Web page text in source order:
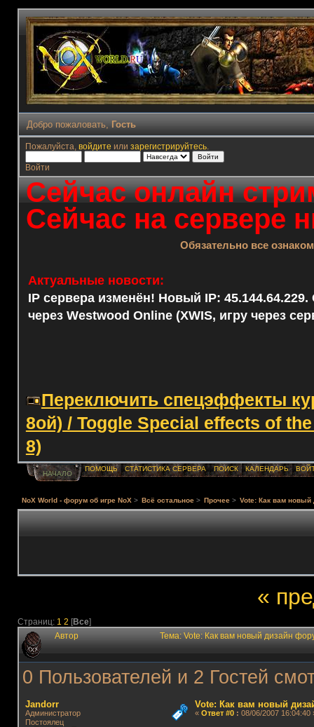
Добро пожаловать, Гость
Пожалуйста, войдите или зарегистрируйтесь.
Войти
Сейчас онлайн
Сейчас на сервере
Обязательно все
Актуальные новости:
IP сервера изменён! Новый IP: 45.144.64.229.
через Westwood Online (XWIS, игру через
Переключить спецэффекты
8ой) / Toggle Special effects of
8)
НАЧАЛО
ПОМОЩЬ СТАТИСТИКА СЕРВЕРА ПОИСК КАЛЕНДАРЬ
NoX World - форум об игре NoX > Всё остальное > Прочее > Vote: Как вам
«
Страниц: 1 2 [Все]
Автор Тема: Vote: Как вам новый дизайн
0 Пользователей и 2 Гостей
Jandorr
Администратор
Постоялец
Vote: Как вам новый
« Ответ #0: 08/06/2007 16:04:40